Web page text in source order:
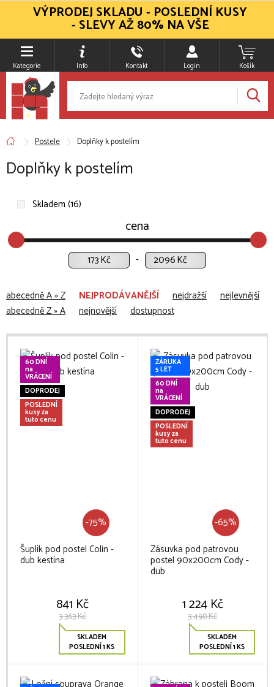
Kategorie Info Kontakt Login Košík
Postele Doplňky k postelím
Doplňky k postelím
Skladem (16)
cena
Kč Kč
abecedně A » Z NEJPRODÁVANĚJŠÍ nejdražší
nejlevnější
abecedně Z » A
nejnovější dostupnost
60 DNÍ
na
VRÁCENÍ
DOPRODEJ
POSLEDNÍ
kusy za
tuto cenu
-75%
Šuplík pod postel Colin -
dub kestína
841 Kč
3 363 Kč
SKLADEM
POSLEDNÍ 1 KS
ZÁRUKA
5 LET
60 DNÍ
na
VRÁCENÍ
DOPRODEJ
POSLEDNÍ
kusy za
tuto cenu
-65%
Zásuvka pod patrovou
postel 90x200cm Cody -
dub
1 224 Kč
3 498 Kč
SKLADEM
POSLEDNÍ 1 KS
VÝPRODEJ SKLADU - POSLEDNÍ KUSY
- SLEVY AŽ 80% NA VŠE